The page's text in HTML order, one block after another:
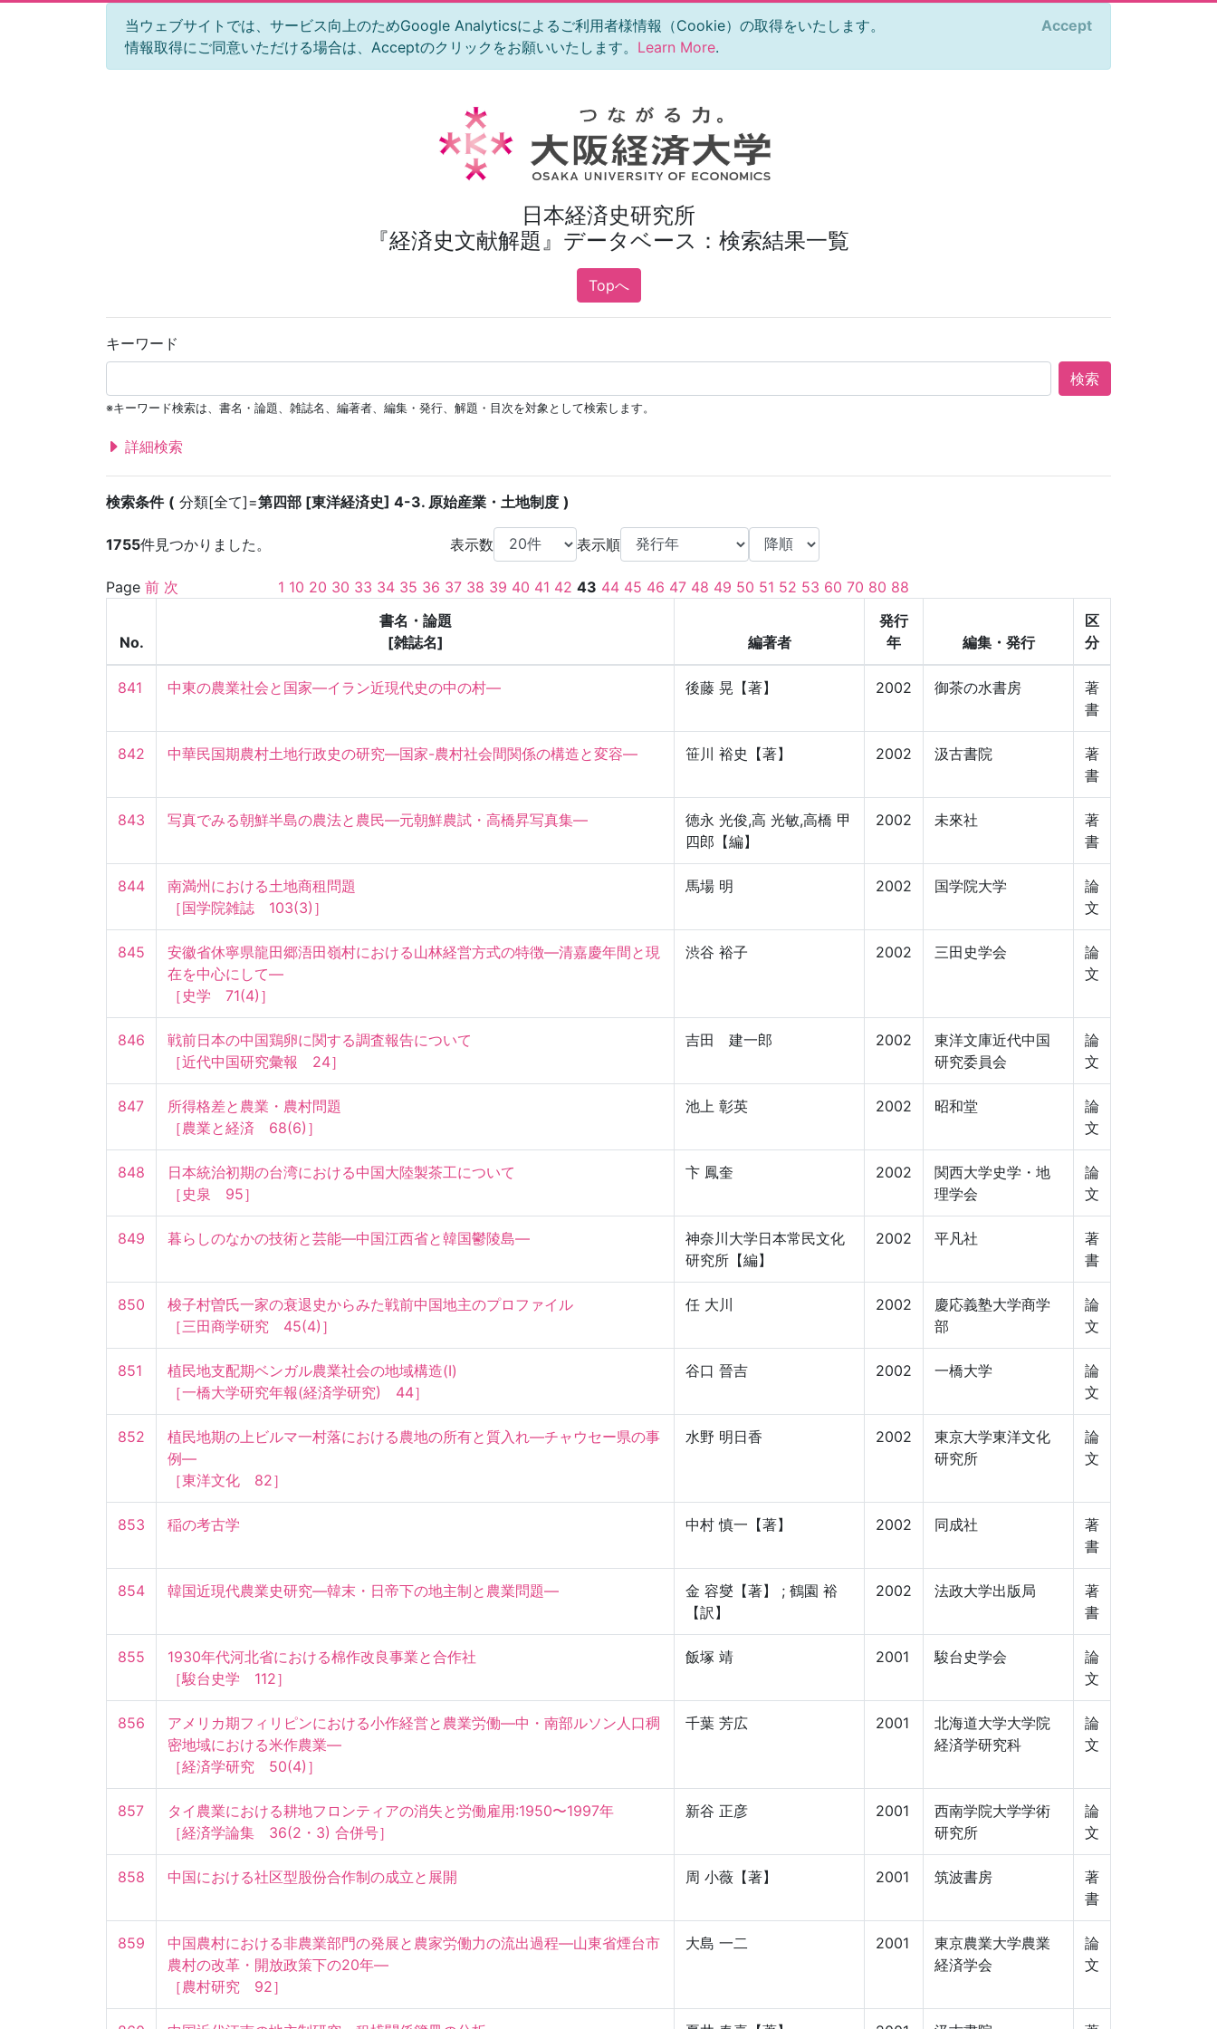
当ウェブサイトでは、サービス向上のためGoogle Analyticsによるご利用者様情報（Cookie）の取得をいたします。
情報取得にご同意いただける場合は、Acceptのクリックをお願いいたします。 Learn More.
Accept
日本経済史研究所
『経済史文献解題』データベース：検索結果一覧
Topへ
キーワード
検索
※キーワード検索は、書名・論題、雑誌名、編著者、編集・発行、解題・目次を対象として検索します。
詳細検索
検索条件 分類[全て]=第四部 [東洋経済史] 4-3. 原始産業・土地制度
1755件見つかりました。 表示数 表示順
Page 前 次 1 10 20 30 33 34 35 36 37 38 39 40 41 42 43 44 45 46 47 48 49 50 51 52 53 60 70 80 88
No.
書名・論題
[雑誌名]
編著者
発行
年
編集・発行
区
分
841 中東の農業社会と国家—イラン近現代史の中の村— 後藤 晃【著】 2002 御茶の水書房
著
書
842 中華民国期農村土地行政史の研究—国家-農村社会間関係の構造と変容— 笹川 裕史【著】 2002 汲古書院
著
書
843 写真でみる朝鮮半島の農法と農民—元朝鮮農試・高橋昇写真集—
徳永 光俊,高 光敏,高橋 甲
四郎【編】
2002 未來社
著
書
844
南満州における土地商租問題
［国学院雑誌　103(3)］
馬場 明 2002 国学院大学
論
文
845
安徽省休寧県龍田郷浯田嶺村における山林経営方式の特徴—清嘉慶年間と現
在を中心にして—
［史学　71(4)］
渋谷 裕子 2002 三田史学会
論
文
846
戦前日本の中国鶏卵に関する調査報告について
［近代中国研究彙報　24］
吉田 建一郎 2002
東洋文庫近代中国
研究委員会
論
文
847
所得格差と農業・農村問題
［農業と経済　68(6)］
池上 彰英 2002 昭和堂
論
文
848
日本統治初期の台湾における中国大陸製茶工について
［史泉　95］
卞 鳳奎 2002
関西大学史学・地
理学会
論
文
849 暮らしのなかの技術と芸能—中国江西省と韓国鬱陵島—
神奈川大学日本常民文化
研究所【編】
2002 平凡社
著
書
850
梭子村曽氏一家の衰退史からみた戦前中国地主のプロファイル
［三田商学研究　45(4)］
任 大川 2002
慶応義塾大学商学
部
論
文
851
植民地支配期ベンガル農業社会の地域構造(Ⅰ)
［一橋大学研究年報(経済学研究)　44］
谷口 晉吉 2002 一橋大学
論
文
852
植民地期の上ビルマ一村落における農地の所有と質入れ—チャウセー県の事
例—
［東洋文化　82］
水野 明日香 2002
東京大学東洋文化
研究所
論
文
853 稲の考古学 中村 慎一【著】 2002 同成社
著
書
854 韓国近現代農業史研究—韓末・日帝下の地主制と農業問題—
金 容燮【著】 ; 鶴園 裕
【訳】
2002 法政大学出版局
著
書
855
1930年代河北省における棉作改良事業と合作社
［駿台史学　112］
飯塚 靖 2001 駿台史学会
論
文
856
アメリカ期フィリピンにおける小作経営と農業労働—中・南部ルソン人口稠
密地域における米作農業—
［経済学研究　50(4)］
千葉 芳広 2001
北海道大学大学院
経済学研究科
論
文
857
タイ農業における耕地フロンティアの消失と労働雇用:1950〜1997年
［経済学論集　36(2・3) 合併号］
新谷 正彦 2001
西南学院大学学術
研究所
論
文
858 中国における社区型股份合作制の成立と展開 周 小薇【著】 2001 筑波書房
著
書
859
中国農村における非農業部門の発展と農家労働力の流出過程—山東省煙台市
農村の改革・開放政策下の20年—
［農村研究　92］
大島 一二 2001
東京農業大学農業
経済学会
論
文